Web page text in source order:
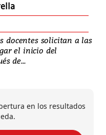
docentes solicitan a las
el inicio del
de...
en los resultados